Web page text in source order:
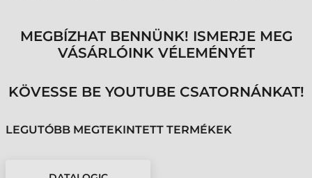
MEGBÍZHAT BENNÜNK! ISMERJE MEG
VÁSÁRLÓINK VÉLEMÉNYÉT
KÖVESSE BE YOUTUBE CSATORNÁNKAT!
LEGUTÓBB MEGTEKINTETT TERMÉKEK